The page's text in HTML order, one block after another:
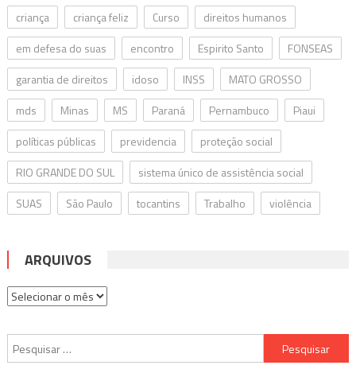
criança
criança feliz Curso
direitos humanos
em defesa do suas
encontro Espirito Santo
FONSEAS
garantia de direitos
idoso INSS
MATO GROSSO
mds
Minas MS Paraná Pernambuco
Piaui
políticas públicas
previdencia
proteção social
RIO GRANDE DO SUL
sistema único de assistência social
SUAS
São Paulo tocantins Trabalho violência
ARQUIVOS
Arquivos
Pesquisar
por: